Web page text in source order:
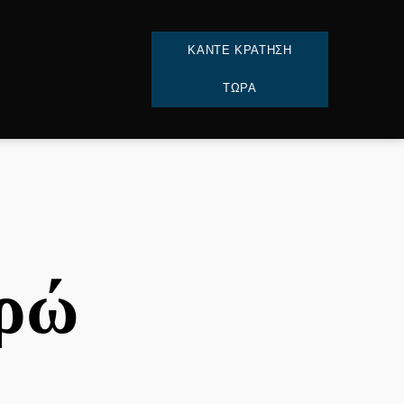
ΚΑΝΤΕ ΚΡΑΤΗΣΗ
ΤΩΡΑ